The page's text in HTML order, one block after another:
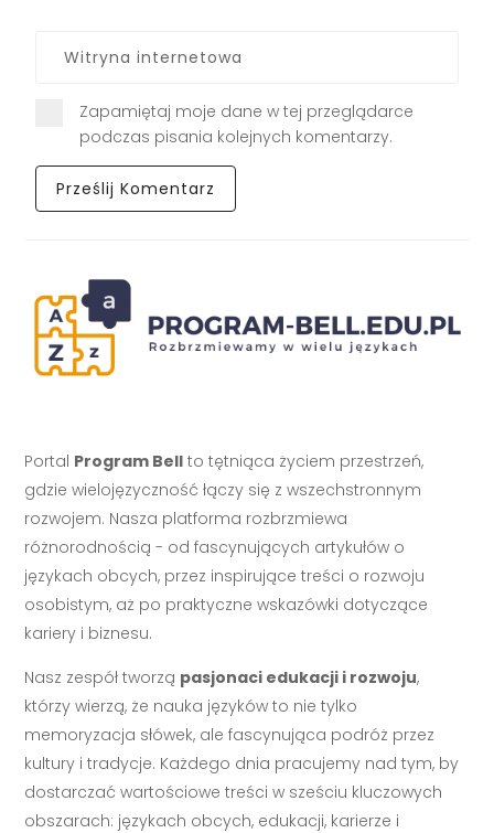
Zapamiętaj moje dane w tej przeglądarce
podczas pisania kolejnych komentarzy.
Portal Program Bell to tętniąca życiem przestrzeń,
gdzie wielojęzyczność łączy się z wszechstronnym
rozwojem. Nasza platforma rozbrzmiewa
różnorodnością - od fascynujących artykułów o
językach obcych, przez inspirujące treści o rozwoju
osobistym, aż po praktyczne wskazówki dotyczące
kariery i biznesu.
Nasz zespół tworzą pasjonaci edukacji i rozwoju,
którzy wierzą, że nauka języków to nie tylko
memoryzacja słówek, ale fascynująca podróż przez
kultury i tradycje. Każdego dnia pracujemy nad tym, by
dostarczać wartościowe treści w sześciu kluczowych
obszarach: językach obcych, edukacji, karierze i